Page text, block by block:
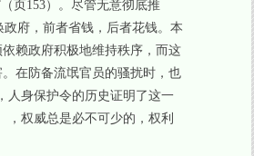
页153）。尽管无意彻底推
府，前者省钱，后者花钱。本
赖政府积极地维持秩序，而这
在防备流氓官员的骚扰时，也
人身保护令的历史证明了这一
权威总是必不可少的，权利